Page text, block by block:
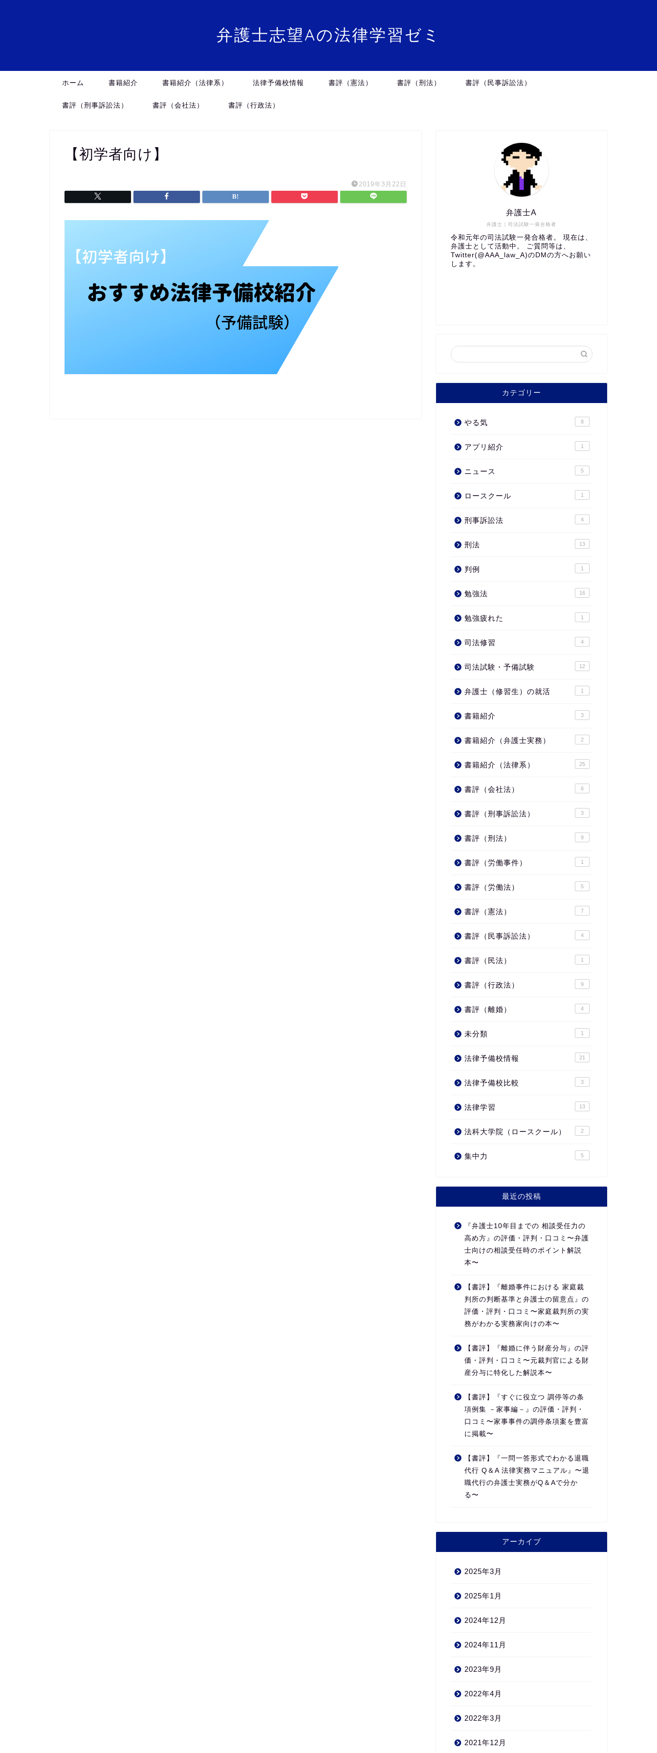
弁護士志望Aの法律学習ゼミ
ホーム 書籍紹介 書籍紹介（法律系） 法律予備校情報 書評（憲法） 書評（刑法） 書評（民事訴訟法）
書評（刑事訴訟法） 書評（会社法） 書評（行政法）
【初学者向け】
2019年3月22日
弁護士｜司法試験一発合格者
弁護士A
令和元年の司法試験一発合格者。 現在は、
弁護士として活動中。 ご質問等は、
Twitter(@AAA_law_A)のDMの方へお願い
します。
カテゴリー
やる気 8
アプリ紹介 1
ニュース 5
ロースクール 1
刑事訴訟法 4
刑法 13
判例 1
勉強法 16
勉強疲れた 1
司法修習 4
司法試験・予備試験 12
弁護士（修習生）の就活 1
書籍紹介 3
書籍紹介（弁護士実務） 2
書籍紹介（法律系） 25
書評（会社法） 6
書評（刑事訴訟法） 3
書評（刑法） 9
書評（労働事件） 1
書評（労働法） 5
書評（憲法） 7
書評（民事訴訟法） 4
書評（民法） 1
書評（行政法） 9
書評（離婚） 4
未分類 1
法律予備校情報 21
法律予備校比較 3
法律学習 13
法科大学院（ロースクール） 2
集中力 5
最近の投稿
『弁護士10年目までの 相談受任力の
高め方』の評価・評判・口コミ〜弁護
士向けの相談受任時のポイント解説
本〜
【書評】『離婚事件における 家庭裁
判所の判断基準と弁護士の留意点』の
評価・評判・口コミ〜家庭裁判所の実
務がわかる実務家向けの本〜
【書評】『離婚に伴う財産分与』の評
価・評判・口コミ〜元裁判官による財
産分与に特化した解説本〜
【書評】『すぐに役立つ 調停等の条
項例集 －家事編－』の評価・評判・
口コミ〜家事事件の調停条項案を豊富
に掲載〜
【書評】『一問一答形式でわかる退職
代行 Q＆A 法律実務マニュアル』〜退
職代行の弁護士実務がQ＆Aで分か
る〜
アーカイブ
2025年3月
2025年1月
2024年12月
2024年11月
2023年9月
2022年4月
2022年3月
2021年12月